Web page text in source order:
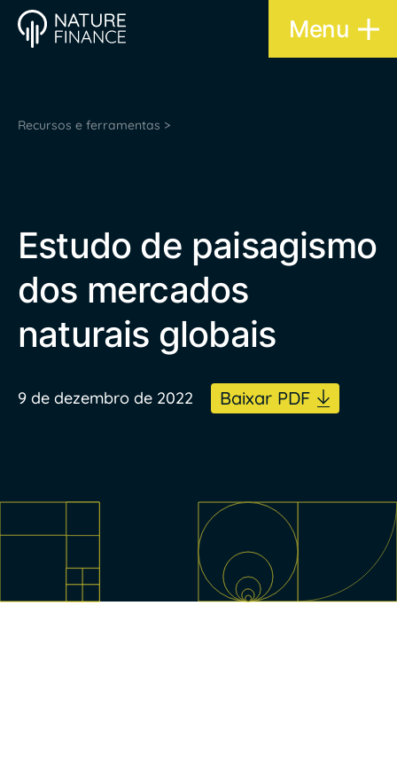
Menu
Recursos e ferramentas >
Estudo de paisagismo
dos mercados
naturais globais
9 de dezembro de 2022 Baixar PDF